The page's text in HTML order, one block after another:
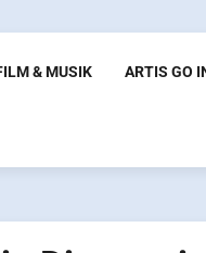
& MUSIK ARTIS GO